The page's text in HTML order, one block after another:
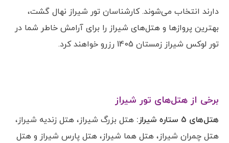
دارند انتخاب می‌شوند. کارشناسان تور شیراز نهال گشت،
بهترین پروازها و هتل‌های شیراز را برای آرامش خاطر شما در
تور لوکس شیراز زمستان 1405 رزرو خواهند کرد.
برخی از هتل‌های تور شیراز
هتل‌های 5 ستاره شیراز:
هتل بزرگ شیراز، هتل زندیه شیراز،
هتل چمران شیراز، هتل هما شیراز، هتل پارس شیراز و هتل